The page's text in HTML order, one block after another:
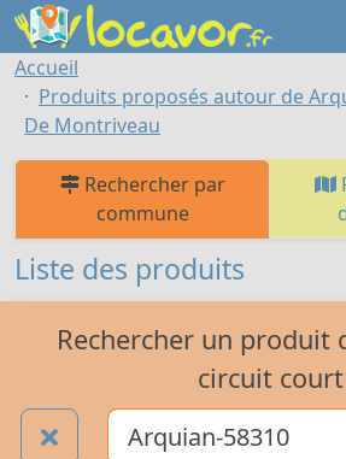
Accueil
Produits proposés autour de
De Montriveau
Rechercher par
commune
Liste des produits
Rechercher un produit
circuit court